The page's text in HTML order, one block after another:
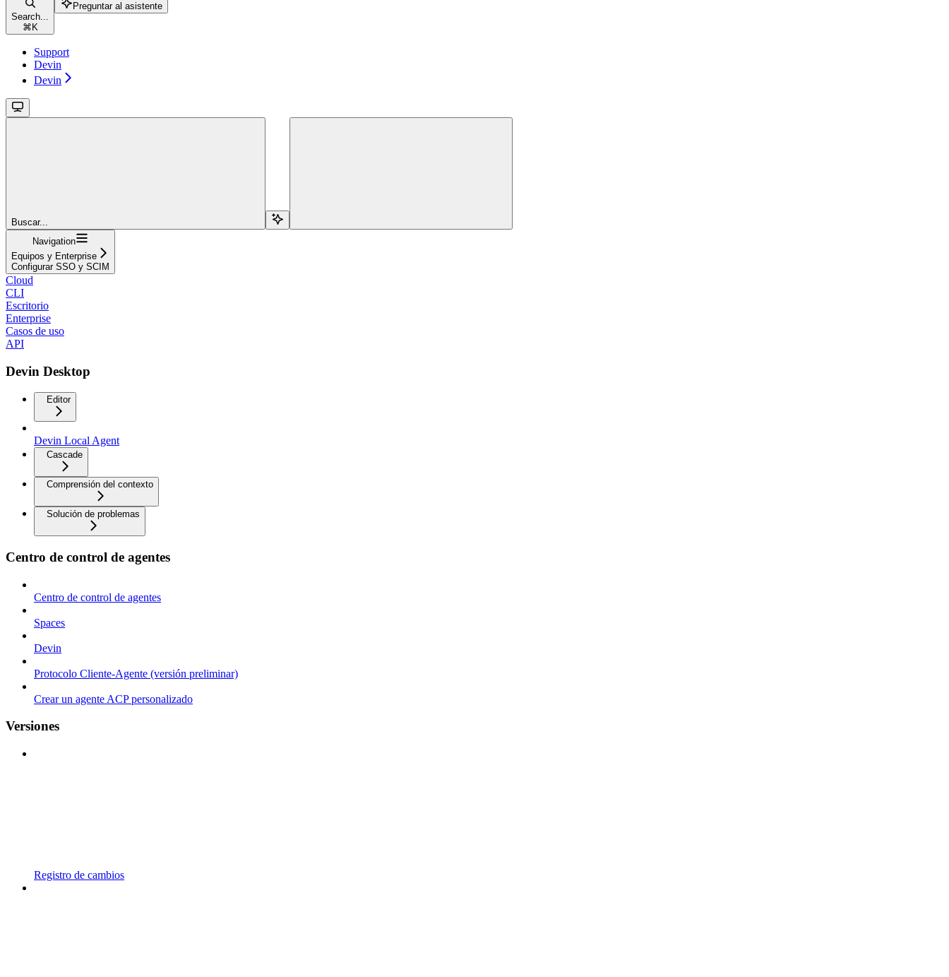
Search...
⌘ K
Preguntar al asistente
Support
Devin
Devin
Buscar...
Navigation
Equipos y Enterprise
Configurar SSO y SCIM
Cloud
CLI
Escritorio
Enterprise
Casos de uso
API
Devin Desktop
Editor
Devin Local Agent
Cascade
Comprensión del contexto
Solución de problemas
Centro de control de agentes
Centro de control de agentes
Spaces
Devin
Protocolo Cliente-Agente (versión preliminar)
Crear un agente ACP personalizado
Versiones
Registro de cambios